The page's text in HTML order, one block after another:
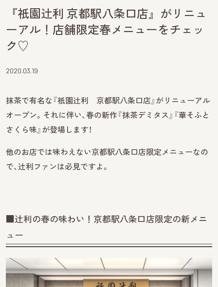
『祇園辻利 京都駅八条口店』がリニュ
ーアル！店舗限定春メニューをチェッ
ク♡
2020.03.19
抹茶で有名な『祇園辻利 京都駅八条口店』がリニューアル
オープン。それに伴い、春の新作『抹茶デミタス』『華そふと
さくら味』が登場します！
他のお店では味わえない京都駅八条口店限定メニューなの
で、辻利ファンは必見ですよ。
■辻利の春の味わい！京都駅八条口店限定の新メニ
ュー